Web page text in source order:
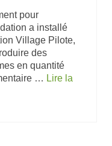
pour
a installé
Village Pilote,
des
en quantité
… Lire la